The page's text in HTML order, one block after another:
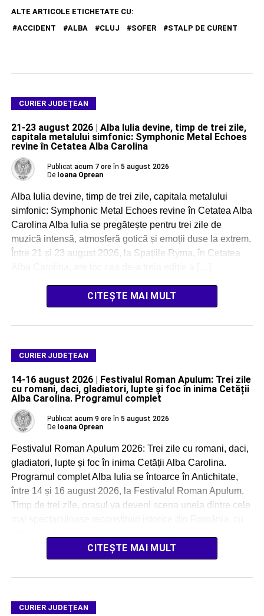
ALTE ARTICOLE ETICHETATE CU:
ACCIDENT
ALBA CLUJ SOFER STALP DE CURENT
CURIER JUDEȚEAN
21-23 august 2026 | Alba Iulia devine, timp de trei zile,
capitala metalului simfonic: Symphonic Metal Echoes
revine în Cetatea Alba Carolina
Publicat acum 7 ore în 5 august 2026
De Ioana Oprean
Alba Iulia devine, timp de trei zile, capitala metalului
simfonic: Symphonic Metal Echoes revine în Cetatea Alba
Carolina Alba Iulia se pregătește pentru trei zile de
muzică intensă, atmosferă gotică și emoții duse la extrem.
Între 21 și 23 august 2026, la Spațiile Ryma, în Cetatea
CITEȘTE MAI MULT
CURIER JUDEȚEAN
14-16 august 2026 | Festivalul Roman Apulum: Trei zile
cu romani, daci, gladiatori, lupte și foc în inima Cetății
Alba Carolina. Programul complet
Publicat acum 9 ore în 5 august 2026
De Ioana Oprean
Festivalul Roman Apulum 2026: Trei zile cu romani, daci,
gladiatori, lupte și foc în inima Cetății Alba Carolina.
Programul complet Alba Iulia se întoarce în Antichitate,
între 14 și 16 august 2026, la Festivalul Roman Apulum.
Timp de trei zile, orașul va deveni scena uneia dintre cele
CITEȘTE MAI MULT
CURIER JUDEȚEAN